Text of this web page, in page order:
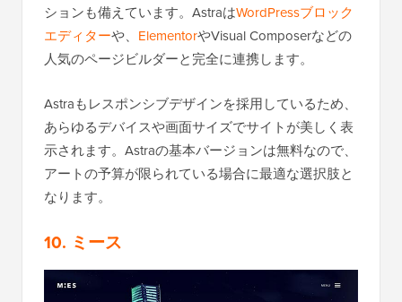
ションも備えています。AstraはWordPressブロック
エディターや、 ElementorやVisual Composerなどの
人気のページビルダーと完全に連携します。
Astraもレスポンシブデザインを採用しているため、
あらゆるデバイスや画面サイズでサイトが美しく表
示されます。Astraの基本バージョンは無料なので、
アートの予算が限られている場合に最適な選択肢と
なります。
10. ミース